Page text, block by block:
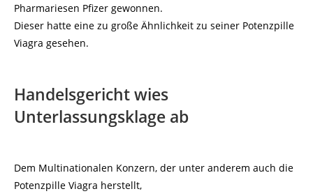
Pharmariesen Pfizer gewonnen.
Dieser hatte eine zu große Ähnlichkeit zu seiner Potenzpille
Viagra gesehen.
Handelsgericht wies
Unterlassungsklage ab
Dem Multinationalen Konzern, der unter anderem auch die
Potenzpille Viagra herstellt,